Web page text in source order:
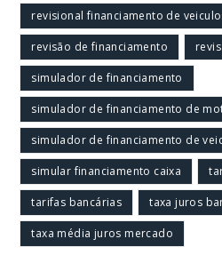
revisional financiamento de
revisão de financiamento
simulador de financiamento
simulador de financiamento de
simulador de financiamento de
simular financiamento caixa
tarifas bancárias taxa juros
taxa média juros mercado